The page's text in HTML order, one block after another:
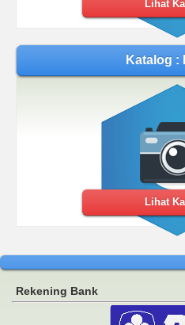
Lihat
Katalog :
Lihat
Rekening Bank